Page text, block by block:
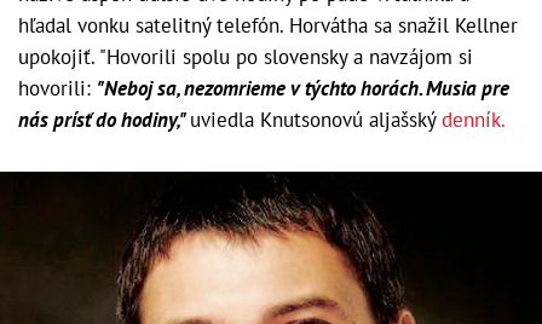
hľadal vonku satelitný telefón. Horvátha sa snažil Kellner
upokojiť. "Hovorili spolu po slovensky a navzájom si
hovorili: "Neboj sa, nezomrieme v týchto horách. Musia pre
nás prísť do hodiny,"uviedla Knutsonovú aljašskýdenník.